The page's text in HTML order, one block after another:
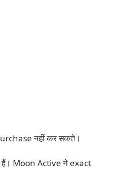
नहीं कर सकते।
हैं। Moon Active ने exact